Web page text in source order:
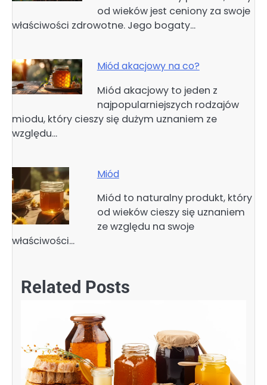
od wieków jest ceniony za swoje
właściwości zdrowotne. Jego bogaty…
Miód akacjowy na co?
Miód akacjowy to jeden z
najpopularniejszych rodzajów
miodu, który cieszy się dużym uznaniem ze
względu…
Miód
Miód to naturalny produkt, który
od wieków cieszy się uznaniem
ze względu na swoje
właściwości…
Related Posts